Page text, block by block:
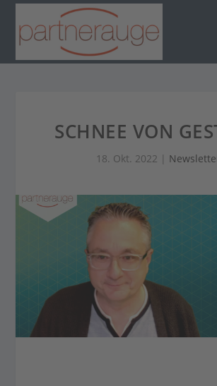
SCHNEE VON
18. Okt. 2022 |